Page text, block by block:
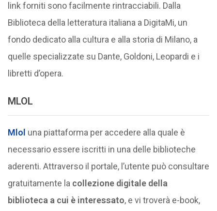
link forniti sono facilmente rintracciabili. Dalla
Biblioteca della letteratura italiana a DigitaMi, un
fondo dedicato alla cultura e alla storia di Milano, a
quelle specializzate su Dante, Goldoni, Leopardi e i
libretti d’opera.
MLOL
Mlol una piattaforma per accedere alla quale è
necessario essere iscritti in una delle biblioteche
aderenti. Attraverso il portale, l’utente può consultare
gratuitamente la collezione digitale della
biblioteca a cui è interessato, e vi troverà e-book,